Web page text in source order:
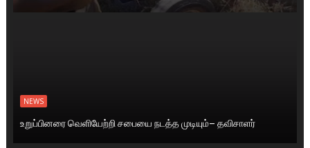
NEWS
உறுப்பினரை வெளியேற்றி சபையை நடத்த முடியும்– தவிசாளர்